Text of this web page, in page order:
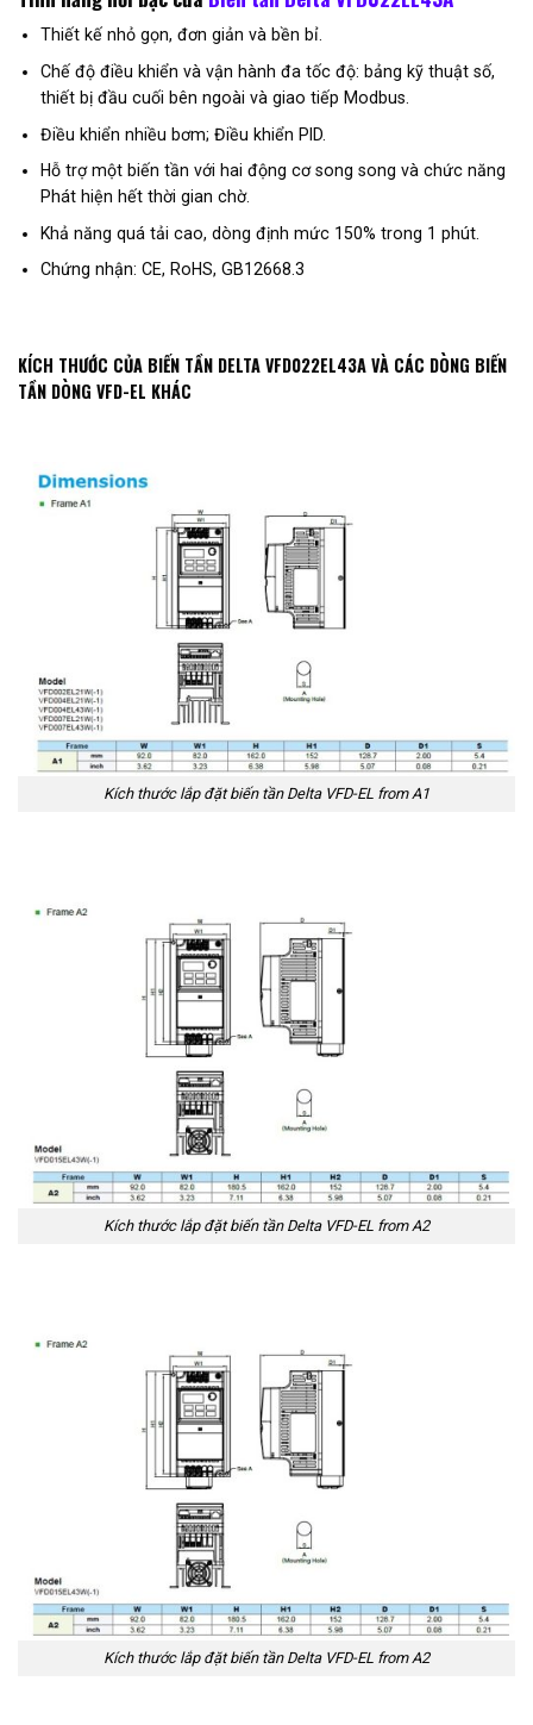
Thiết kế nhỏ gọn, đơn giản và bền bỉ.
Chế độ điều khiển và vận hành đa tốc độ: bảng kỹ thuật số,
thiết bị đầu cuối bên ngoài và giao tiếp Modbus.
Điều khiển nhiều bơm; Điều khiển PID.
Hỗ trợ một biến tần với hai động cơ song song và chức năng
Phát hiện hết thời gian chờ.
Khả năng quá tải cao, dòng định mức 150% trong 1 phút.
Chứng nhận: CE, RoHS, GB12668.3
KÍCH THƯỚC CỦA BIẾN TẦN DELTA VFD022EL43A VÀ CÁC DÒNG BIẾN
TẦN DÒNG VFD-EL KHÁC
Kích thước lắp đặt biến tần Delta VFD-EL from A1
Kích thước lắp đặt biến tần Delta VFD-EL from A2
Kích thước lắp đặt biến tần Delta VFD-EL from A2